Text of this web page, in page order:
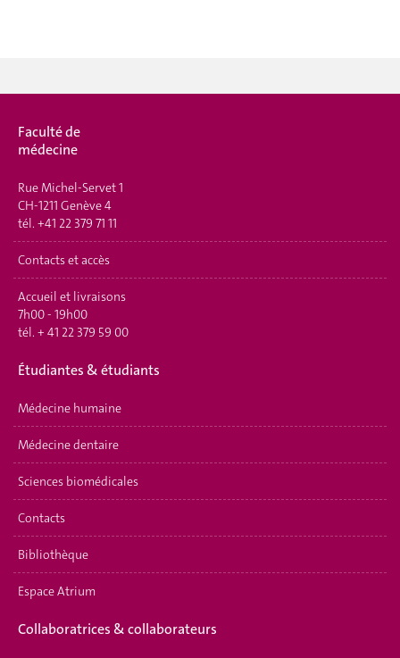
Faculté de
médecine
Rue Michel-Servet 1
CH-1211 Genève 4
tél. +41 22 379 71 11
Contacts et accès
Accueil et livraisons
7h00 - 19h00
tél. + 41 22 379 59 00
Étudiantes & étudiants
Médecine humaine
Médecine dentaire
Sciences biomédicales
Contacts
Bibliothèque
Espace Atrium
Collaboratrices & collaborateurs